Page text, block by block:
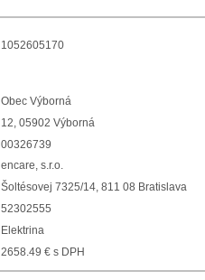
1052605170
Obec Výborná
12, 05902 Výborná
00326739
encare, s.r.o.
Šoltésovej 7325/14, 811 08 Bratislava
52302555
Elektrina
2658.49 € s DPH